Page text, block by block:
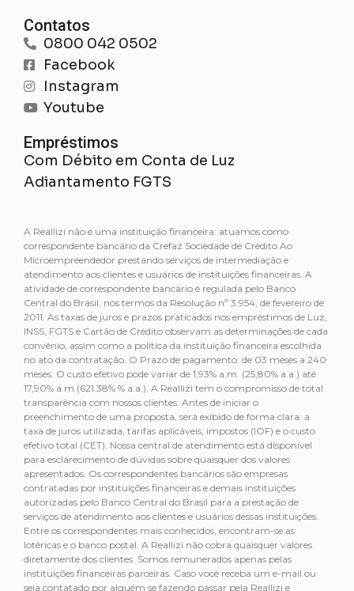
Contatos
0800 042 0502
Facebook
Instagram
Youtube
Empréstimos
Com Débito em Conta de Luz
Adiantamento FGTS
A Reallizi não é uma instituição financeira: atuamos como
correspondente bancário da Crefaz Sociedade de Credito Ao
Microempreendedor prestando serviços de intermediação e
atendimento aos clientes e usuários de instituições financeiras. A
atividade de correspondente bancário é regulada pelo Banco
Central do Brasil, nos termos da Resolução nº 3.954, de fevereiro de
2011. As taxas de juros e prazos praticados nos empréstimos de Luz,
INSS, FGTS e Cartão de Crédito observam as determinações de cada
convênio, assim como a política da instituição financeira escolhida
no ato da contratação. O Prazo de pagamento: de 03 meses a 240
meses. O custo efetivo pode variar de 1,93% a.m. (25,80% a.a.) até
17,90% a.m (621.38% % a.a.). A Reallizi tem o compromisso de total
transparência com nossos clientes. Antes de iniciar o
preenchimento de uma proposta, será exibido de forma clara: a
taxa de juros utilizada, tarifas aplicáveis, impostos (IOF) e o custo
efetivo total (CET). Nossa central de atendimento está disponível
para esclarecimento de dúvidas sobre quaisquer dos valores
apresentados. Os correspondentes bancários são empresas
contratadas por instituições financeiras e demais instituições
autorizadas pelo Banco Central do Brasil para a prestação de
serviços de atendimento aos clientes e usuários dessas instituições.
Entre os correspondentes mais conhecidos, encontram-se as
lotéricas e o banco postal. A Reallizi não cobra quaisquer valores
diretamente dos clientes. Somos remunerados apenas pelas
instituições financeiras parceiras. Caso você receba um e-mail ou
seja contatado por alguém se fazendo passar pela Reallizi e